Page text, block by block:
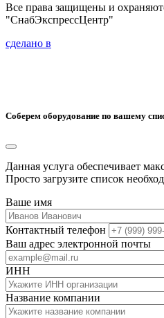
Все права защищены и
"СнабЭкспрессЦентр"
сделано в
Соберем оборудование по вашему
Данная услуга обеспечивает
Просто загрузите список
Ваше имя
Контактный телефон
Ваш адрес электронной почты
ИНН
Название компании